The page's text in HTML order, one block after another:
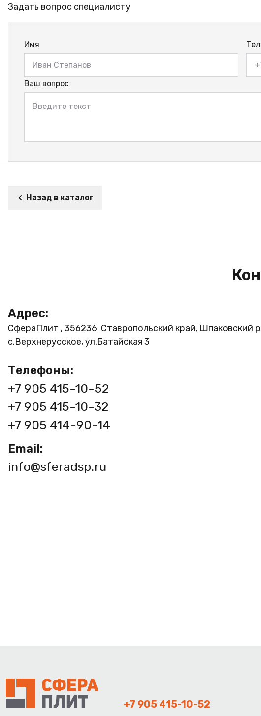
Задать вопрос специалисту
Имя
Ваш вопрос
Назад в каталог
Адрес:
СфераПлит , 356236, Ставропольский край, Шпаковский
с.Верхнерусское, ул.Батайская 3
Телефоны:
+7 905 415-10-52
+7 905 415-10-32
+7 905 414-90-14
Email:
info@sferadsp.ru
+7 905 415-10-52